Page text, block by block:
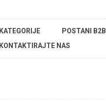
KATEGORIJE POSTANI B2B
KONTAKTIRAJTE NAS